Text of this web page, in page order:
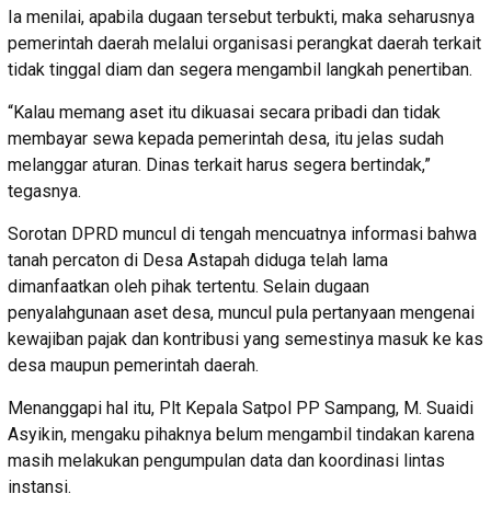
Ia menilai, apabila dugaan tersebut terbukti, maka seharusnya
pemerintah daerah melalui organisasi perangkat daerah terkait
tidak tinggal diam dan segera mengambil langkah penertiban.
“Kalau memang aset itu dikuasai secara pribadi dan tidak
membayar sewa kepada pemerintah desa, itu jelas sudah
melanggar aturan. Dinas terkait harus segera bertindak,”
tegasnya.
Sorotan DPRD muncul di tengah mencuatnya informasi bahwa
tanah percaton di Desa Astapah diduga telah lama
dimanfaatkan oleh pihak tertentu. Selain dugaan
penyalahgunaan aset desa, muncul pula pertanyaan mengenai
kewajiban pajak dan kontribusi yang semestinya masuk ke kas
desa maupun pemerintah daerah.
Menanggapi hal itu, Plt Kepala Satpol PP Sampang, M. Suaidi
Asyikin, mengaku pihaknya belum mengambil tindakan karena
masih melakukan pengumpulan data dan koordinasi lintas
instansi.